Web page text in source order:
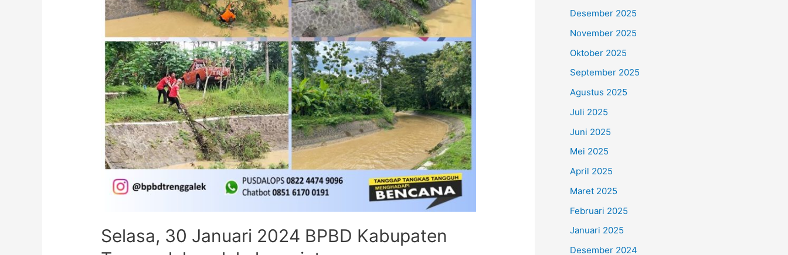
Selasa, 30 Januari 2024 BPBD Kabupaten
Desember 2025
November 2025
Oktober 2025
September 2025
Agustus 2025
Juli 2025
Juni 2025
Mei 2025
April 2025
Maret 2025
Februari 2025
Januari 2025
Desember 2024